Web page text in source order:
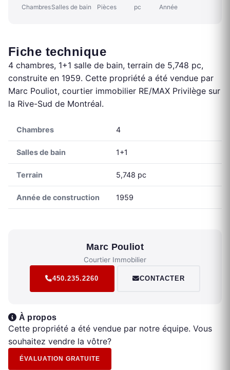
ChambresSalles de bain Pièces pc Année
Fiche technique
4 chambres, 1+1 salle de bain, terrain de 5,748 pc,
construite en 1959. Cette propriété a été vendue par
Marc Pouliot, courtier immobilier RE/MAX Privilège sur
la Rive-Sud de Montréal.
Chambres 4
Salles de bain 1+1
Terrain 5,748 pc
Année de construction 1959
Marc Pouliot
Courtier Immobilier
450.235.2260 CONTACTER
À propos
Cette propriété a été vendue par notre équipe. Vous
souhaitez vendre la vôtre?
ÉVALUATION GRATUITE